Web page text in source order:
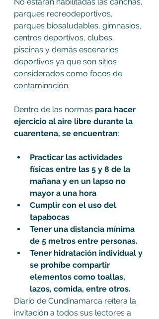
parques recreodeportivos,
parques biosaludables, gimnasios,
centros deportivos, clubes,
piscinas y demás escenarios
deportivos ya que son sitios
considerados como focos de
contaminación.
Dentro de las normas para hacer
ejercicio al aire libre durante la
cuarentena, se encuentran:
Practicar las actividades
físicas entre las 5 y 8 de la
mañana y en un lapso no
mayor a una hora
Cumplir con el uso del
tapabocas
Tener una distancia mínima
de 5 metros entre personas.
Tener hidratación individual y
se prohíbe compartir
elementos como toallas,
lazos, comida, entre otros.
Diario de Cundinamarca reitera la
invitación a todos sus lectores a